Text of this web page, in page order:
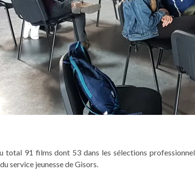
total 91 films dont 53 dans les sélections
service jeunesse de Gisors.